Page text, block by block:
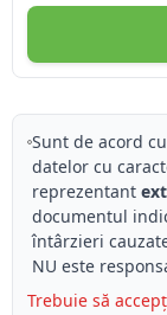
Sunt de acord cu
datelor cu
reprezentant
documentul
întârzieri
NU este
Trebuie să